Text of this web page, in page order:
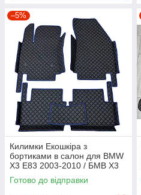
–5%
Килимки Екошкіра з
бортиками в салон для BMW
X3 Е83 2003-2010 / БМВ Х3
Е83 килимки
Готово до відправки